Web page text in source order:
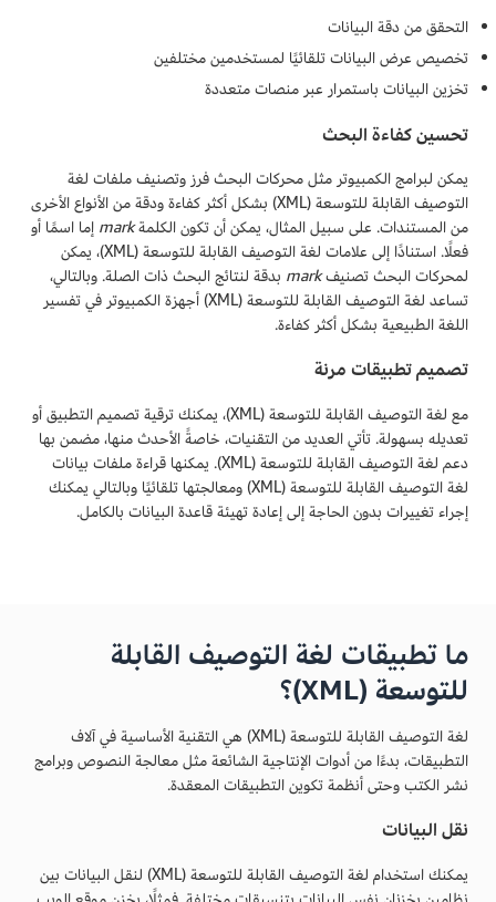
التحقق من دقة البيانات
تخصيص عرض البيانات تلقائيًا لمستخدمين مختلفين
تخزين البيانات باستمرار عبر منصات متعددة
تحسين كفاءة البحث
يمكن لبرامج الكمبيوتر مثل محركات البحث فرز وتصنيف ملفات لغة
التوصيف القابلة للتوسعة (XML) بشكل أكثر كفاءة ودقة من الأنواع الأخرى
من المستندات. على سبيل المثال، يمكن أن تكون الكلمةmark إما اسمًا أو
فعلًا. استنادًا إلى علامات لغة التوصيف القابلة للتوسعة (XML)، يمكن
لمحركات البحث تصنيفmark بدقة لنتائج البحث ذات الصلة. وبالتالي،
تساعد لغة التوصيف القابلة للتوسعة (XML) أجهزة الكمبيوتر في تفسير
اللغة الطبيعية بشكل أكثر كفاءة.
تصميم تطبيقات مرنة
مع لغة التوصيف القابلة للتوسعة (XML)، يمكنك ترقية تصميم التطبيق أو
تعديله بسهولة. تأتي العديد من التقنيات، خاصةً الأحدث منها، مضمن بها
دعم لغة التوصيف القابلة للتوسعة (XML). يمكنها قراءة ملفات بيانات
لغة التوصيف القابلة للتوسعة (XML) ومعالجتها تلقائيًا وبالتالي يمكنك
إجراء تغييرات بدون الحاجة إلى إعادة تهيئة قاعدة البيانات بالكامل.
ما تطبيقات لغة التوصيف القابلة
للتوسعة (XML)؟
لغة التوصيف القابلة للتوسعة (XML) هي التقنية الأساسية في آلاف
التطبيقات، بدءًا من أدوات الإنتاجية الشائعة مثل معالجة النصوص وبرامج
نشر الكتب وحتى أنظمة تكوين التطبيقات المعقدة.
نقل البيانات
يمكنك استخدام لغة التوصيف القابلة للتوسعة (XML) لنقل البيانات بين